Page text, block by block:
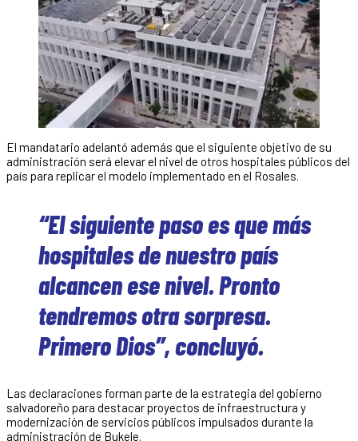
El mandatario adelantó además que el siguiente objetivo de su
administración será elevar el nivel de otros hospitales públicos del
país para replicar el modelo implementado en el Rosales.
“El siguiente paso es que más
hospitales de nuestro país
alcancen ese nivel. Pronto
tendremos otra sorpresa.
Primero Dios”, concluyó.
Las declaraciones forman parte de la estrategia del gobierno
salvadoreño para destacar proyectos de infraestructura y
modernización de servicios públicos impulsados durante la
administración de Bukele.